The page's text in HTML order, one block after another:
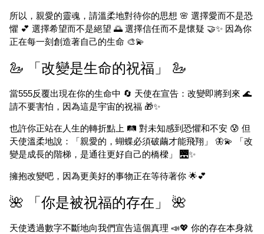
所以，親愛的靈魂，請溫柔地對待你的思想 🌸 選擇愛而不是恐
懼 💕 選擇希望而不是絕望 🌅 選擇信任而不是懷疑 🤝✨ 因為你
正在每一刻創造著自己的生命 🎨💫
🦢 「改變是生命的祝福」 🦢
當555反覆出現在你的生命中 🔄 天使在宣告：改變即將到來 🌊
請不要害怕，因為這是宇宙的祝福 🎁✨
也許你正站在人生的轉折點上 🛤️ 對未知感到恐懼和不安 😰 但
天使溫柔地說：「親愛的，蝴蝶必須破繭才能飛翔」 🦋💫 「改
變是成長的階梯，是通往更好自己的橋樑」 🌉✨
擁抱改變吧，因為更美好的事物正在等待著你 🌟💕
🌺 「你是被祝福的存在」 🌺
天使透過數字不斷地向我們宣告這個真理 📣💖 你的存在本身就